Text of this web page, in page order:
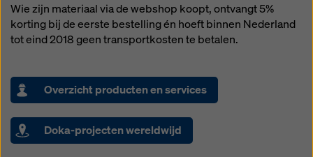
Wie zijn materiaal via de webshop koopt, ontvangt 5%
korting bij de eerste bestelling én hoeft binnen Nederland
tot eind 2018 geen transportkosten te betalen.
Overzicht producten en services
Doka-projecten wereldwijd